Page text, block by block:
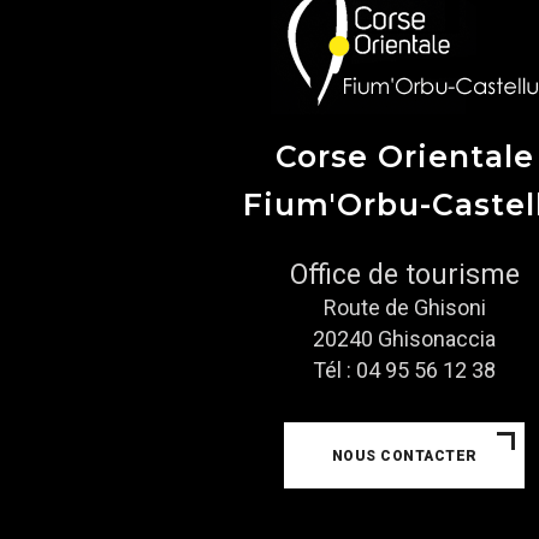
Corse Orientale
Fium'Orbu-
Office de tourisme
Route de Ghisoni
20240 Ghisonaccia
Tél : 04 95 56 12 38
NOUS CONTACTER